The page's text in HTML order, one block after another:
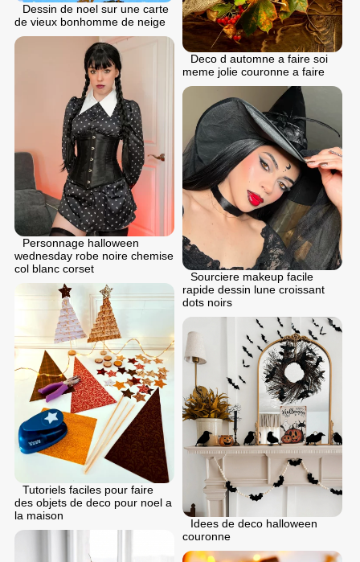
Dessin de noel sur une carte
de vieux bonhomme de neige
Deco d automne a faire soi
meme jolie couronne a faire
Personnage halloween
wednesday robe noire chemise
col blanc corset
Sourciere makeup facile
rapide dessin lune croissant
dots noirs
Tutoriels faciles pour faire
des objets de deco pour noel a
la maison
Idees de deco halloween
couronne